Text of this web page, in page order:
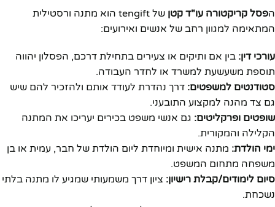
הפסל קריקטורה עו"ד קטן
של tengift הוא מתנה ורסטילית
המתאימה למגוון רחב של אנשים ואירועים:
עורכי דין: בין אם ותיקים או צעירים בתחילת דרכם, הפסלון יהווה
תוספת משעשעת למשרד או לחדר העבודה.
סטודנטים למשפטים: דרך נהדרת לעודד אותם ולהזכיר להם שיש
גם צד מהנה למקצוע התובעני.
שופטים ופרקליטים: גם אנשי משפט בכירים יעריכו את המתנה
הקלילה והמקורית.
ימי הולדת: מתנה אישית ומיוחדת ליום הולדת של חבר, עמית או בן
משפחה מתחום המשפט.
סיום לימודים/קבלת רישיון: ציון דרך משמעותי שמגיע לו מתנה בלתי
נשכחת.